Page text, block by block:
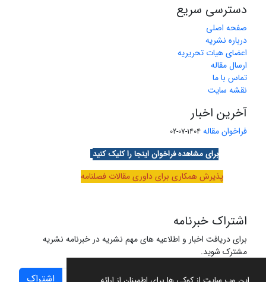
دسترسی سریع
صفحه اصلی
درباره نشریه
اعضای هیات تحریریه
ارسال مقاله
تماس با ما
نقشه سایت
آخرین اخبار
فراخوان مقاله 1404-07-02
برای مشاهده فراخوان اینجا را کلیک کنید
پذیرش همکاری برای داوری مقالات فصلنامه
اشتراک خبرنامه
برای دریافت اخبار و اطلاعیه های مهم نشریه در خبرنامه نشریه
مشترک شوید.
اشتراک